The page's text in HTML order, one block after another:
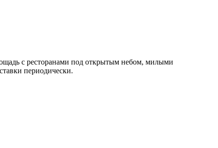
с ресторанами под открытым небом, милыми
периодически.